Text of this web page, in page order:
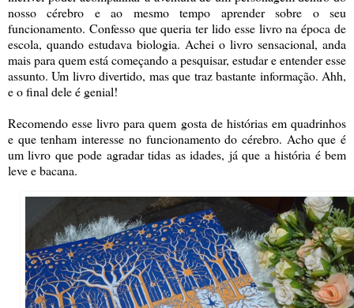
nosso cérebro e ao mesmo tempo aprender sobre o seu
funcionamento. Confesso que queria ter lido esse livro na época de
escola, quando estudava biologia. Achei o livro sensacional, anda
mais para quem está começando a pesquisar, estudar e entender esse
assunto. Um livro divertido, mas que traz bastante informação. Ahh,
e o final dele é genial!
Recomendo esse livro para quem gosta de histórias em quadrinhos
e que tenham interesse no funcionamento do cérebro. Acho que é
um livro que pode agradar tidas as idades, já que a história é bem
leve e bacana.